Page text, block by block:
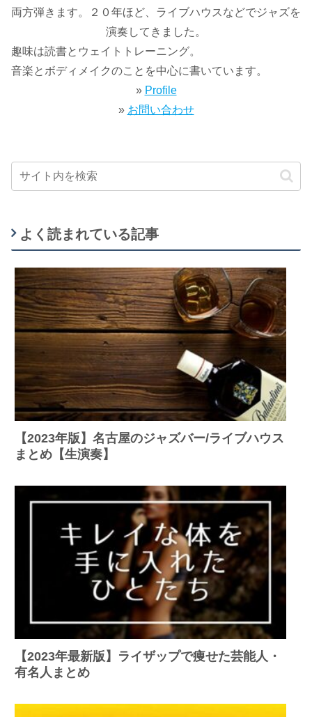
両方弾きます。２０年ほど、ライブハウスなどでジャズを
演奏してきました。
趣味は読書とウェイトトレーニング。
音楽とボディメイクのことを中心に書いています。
» Profile
» お問い合わせ
よく読まれている記事
【2023年版】名古屋のジャズバー/ライブハウス
まとめ【生演奏】
【2023年最新版】ライザップで痩せた芸能人・
有名人まとめ